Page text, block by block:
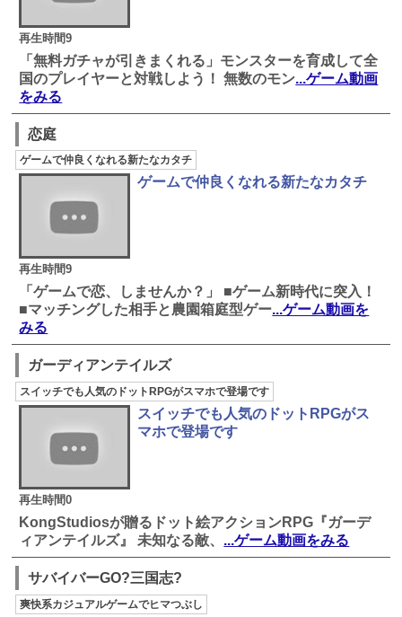
再生時間9
「無料ガチャが引きまくれる」モンスターを育成して全
国のプレイヤーと対戦しよう！ 無数のモン...ゲーム動画
をみる
恋庭
ゲームで仲良くなれる新たなカタチ
再生時間9
ゲームで仲良くなれる新たなカタチ
「ゲームで恋、しませんか？」 ■ゲーム新時代に突入！
■マッチングした相手と農園箱庭型ゲー...ゲーム動画を
みる
ガーディアンテイルズ
スイッチでも人気のドットRPGがスマホで登場です
再生時間0
スイッチでも人気のドットRPGがス
マホで登場です
KongStudiosが贈るドット絵アクションRPG『ガーデ
ィアンテイルズ』 未知なる敵、 ...ゲーム動画をみる
サバイバーGO?三国志?
爽快系カジュアルゲームでヒマつぶし